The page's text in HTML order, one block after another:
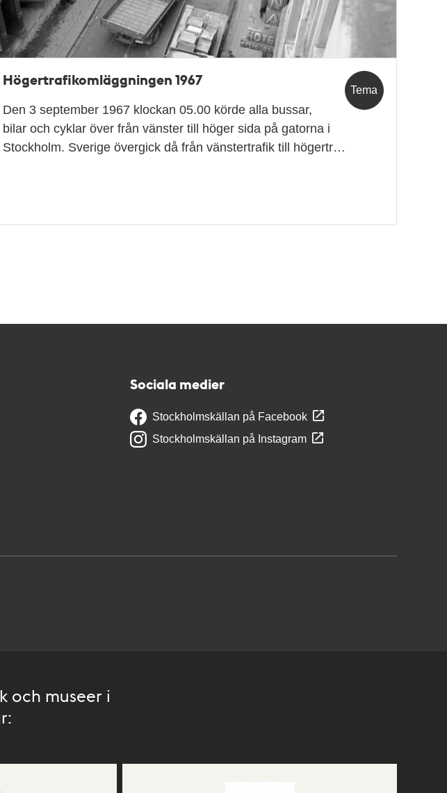
Tema
Högertrafikomläggningen 1967
Den 3 september 1967 klockan 05.00 körde alla bussar,
bilar och cyklar över från vänster till höger sida på gatorna i
Stockholm. Sverige övergick då från vänstertrafik till högertr…
Sociala medier
Stockholmskällan på Facebook
Stockholmskällan på Instagram
och museer i